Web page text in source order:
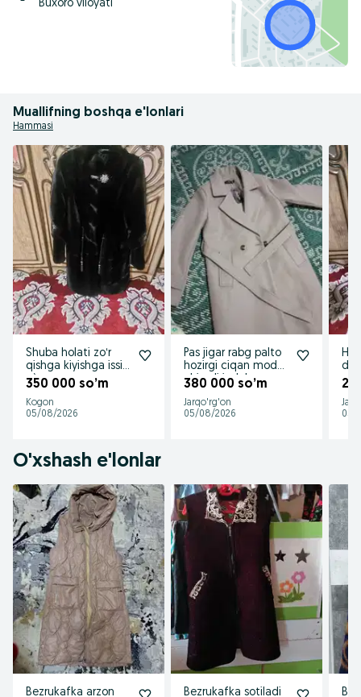
Buxoro viloyati
Muallifning boshqa e'lonlari
Hammasi
Shuba holati zoʻr
qishga kiyishga issiq
zòr
350 000 so’m
Kogon
05/08/2026
Pas jigar rabg palto
hozirgi ciqan moda
chiroyli judaham
380 000 so’m
Jarqo'rg'on
05/08/2026
05/
O'xshash e'lonlar
Bezrukafka arzon Bezrukafka sotiladi